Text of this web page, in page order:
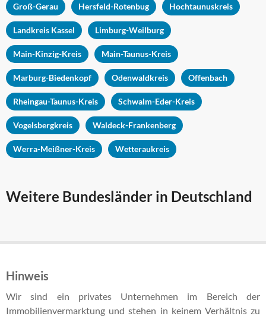
Groß-Gerau Hersfeld-Rotenbug Hochtaunuskreis
Landkreis Kassel Limburg-Weilburg
Main-Kinzig-Kreis Main-Taunus-Kreis
Marburg-Biedenkopf Odenwaldkreis Offenbach
Rheingau-Taunus-Kreis Schwalm-Eder-Kreis
Vogelsbergkreis Waldeck-Frankenberg
Werra-Meißner-Kreis Wetteraukreis
Weitere Bundesländer in Deutschland
Hinweis
Wir sind ein privates Unternehmen im Bereich der
Immobilienvermarktung und stehen in keinem Verhältnis zu